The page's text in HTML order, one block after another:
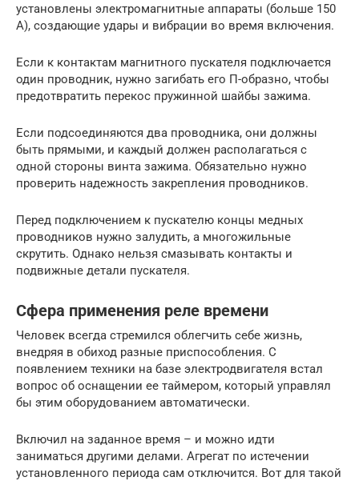
установлены электромагнитные аппараты (больше 150
А), создающие удары и вибрации во время включения.
Если к контактам магнитного пускателя подключается
один проводник, нужно загибать его П-образно, чтобы
предотвратить перекос пружинной шайбы зажима.
Если подсоединяются два проводника, они должны
быть прямыми, и каждый должен располагаться с
одной стороны винта зажима. Обязательно нужно
проверить надежность закрепления проводников.
Перед подключением к пускателю концы медных
проводников нужно залудить, а многожильные
скрутить. Однако нельзя смазывать контакты и
подвижные детали пускателя.
Сфера применения реле времени
Человек всегда стремился облегчить себе жизнь,
внедряя в обиход разные приспособления. С
появлением техники на базе электродвигателя встал
вопрос об оснащении ее таймером, который управлял
бы этим оборудованием автоматически.
Включил на заданное время – и можно идти
заниматься другими делами. Агрегат по истечении
установленного периода сам отключится. Вот для такой